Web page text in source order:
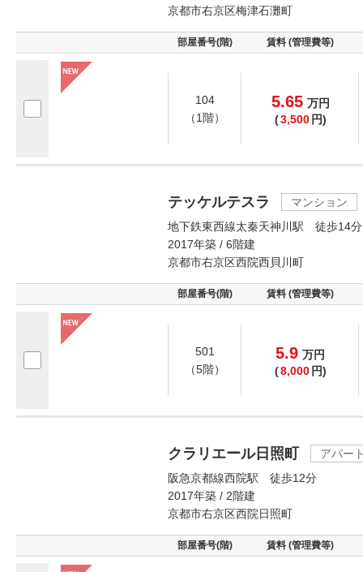
京都市右京区梅津石灘町
部屋番号(階) 賃料 (管理費等)
104
（1階）
5.65 万円
(3,500 円)
テッケルテスラ
マンション
地下鉄東西線太秦天神川駅 徒歩14分
2017年築 / 6階建
京都市右京区西院西貝川町
部屋番号(階) 賃料 (管理費等)
501
（5階）
5.9 万円
(8,000 円)
クラリエール日照町
アパー
阪急京都線西院駅 徒歩12分
2017年築 / 2階建
京都市右京区西院日照町
部屋番号(階) 賃料 (管理費等)